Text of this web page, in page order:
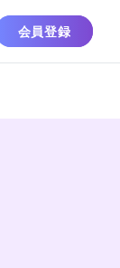
会員登録